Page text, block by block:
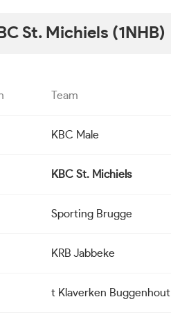
St. Michiels (1NHB)
Team
KBC Male
KBC St. Michiels
Sporting Brugge
KRB Jabbeke
t Klaverken Buggenhout